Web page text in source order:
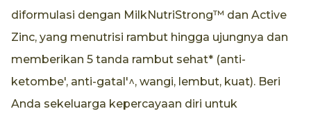
diformulasi dengan MilkNutriStrong™ dan Active
Zinc, yang menutrisi rambut hingga ujungnya dan
memberikan 5 tanda rambut sehat* (anti-
ketombe', anti-gatal'^, wangi, lembut, kuat). Beri
Anda sekeluarga kepercayaan diri untuk